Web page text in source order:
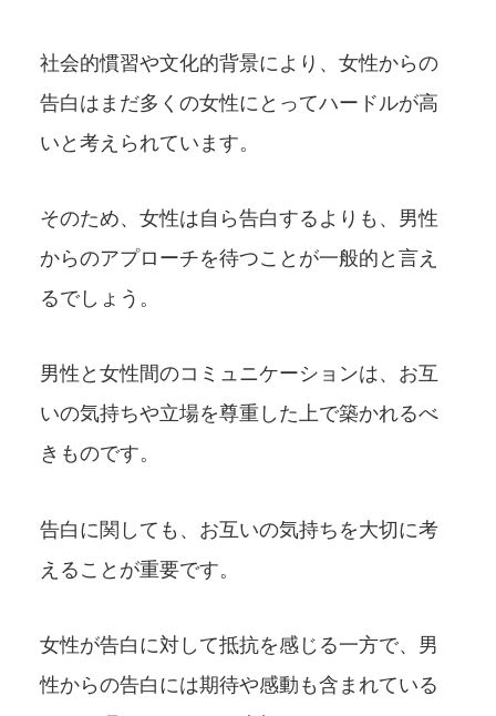
社会的慣習や文化的背景により、女性からの
告白はまだ多くの女性にとってハードルが高
いと考えられています。
そのため、女性は自ら告白するよりも、男性
からのアプローチを待つことが一般的と言え
るでしょう。
男性と女性間のコミュニケーションは、お互
いの気持ちや立場を尊重した上で築かれるべ
きものです。
告白に関しても、お互いの気持ちを大切に考
えることが重要です。
女性が告白に対して抵抗を感じる一方で、男
性からの告白には期待や感動も含まれている